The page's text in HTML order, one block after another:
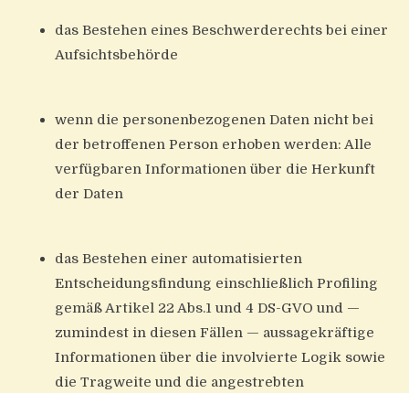
das Bestehen eines Beschwerderechts bei einer
Aufsichtsbehörde
wenn die personenbezogenen Daten nicht bei
der betroffenen Person erhoben werden: Alle
verfügbaren Informationen über die Herkunft
der Daten
das Bestehen einer automatisierten
Entscheidungsfindung einschließlich Profiling
gemäß Artikel 22 Abs.1 und 4 DS-GVO und —
zumindest in diesen Fällen — aussagekräftige
Informationen über die involvierte Logik sowie
die Tragweite und die angestrebten